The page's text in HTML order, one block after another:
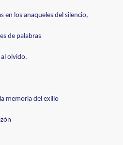
en los anaqueles del silencio,
de palabras
olvido.
memoria del exilio